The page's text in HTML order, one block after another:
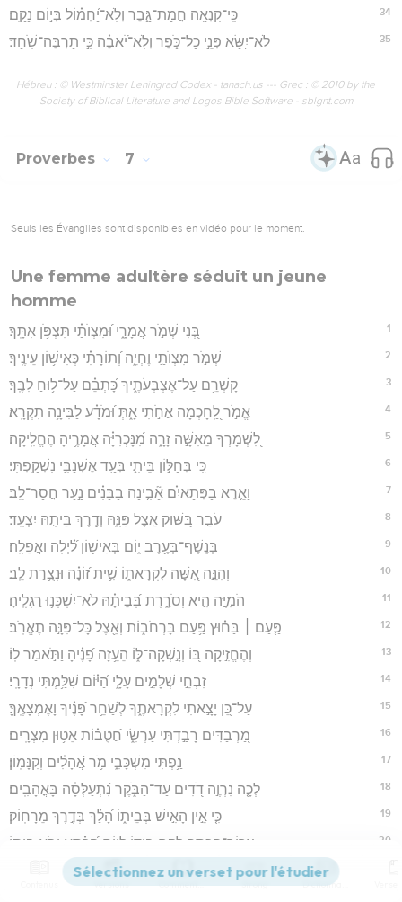
34 כִּֽי־קִנְאָ֥ה חֲמַת־גָּ֑בֶר וְלֹֽא־יַ֝חְמ֗וֹל בְּי֣וֹם נָקָֽם׃
35 לֹא־יִ֭שָּׂא פְּנֵ֣י כָל־כֹּ֑פֶר וְלֹֽא־יֹ֝אבֶ֗ה כִּ֣י תַרְבֶּה־שֹֽׁחַד׃
Hébreu : © Westminster Leningrad Codex - tanach.us --- Grec : © 2010 by the
Society of Biblical Literature and Logos Bible Software - sblgnt.com
Proverbes 7
Seuls les Évangiles sont disponibles en vidéo pour le moment.
Une femme adultère séduit un jeune
homme
1 בְּ֭נִי שְׁמֹ֣ר אֲמָרָ֑י וּ֝מִצְוֺתַ֗י תִּצְפֹּ֥ן אִתָּֽךְ׃
2 שְׁמֹ֣ר מִצְוֺתַ֣י וֶחְיֵ֑ה וְ֝תוֹרָתִ֗י כְּאִישׁ֥וֹן עֵינֶֽיךָ׃
3 קָשְׁרֵ֥ם עַל־אֶצְבְּעֹתֶ֑יךָ כָּ֝תְבֵ֗ם עַל־ל֥וּחַ לִבֶּֽךָ׃
4 אֱמֹ֣ר לַֽ֭חָכְמָה אֲחֹ֣תִי אָ֑תְּ וּ֝מֹדָ֗ע לַבִּינָ֥ה תִקְרָֽא׃
5 לִ֭שְׁמָרְךָ מֵאִשָּׁ֣ה זָרָ֑ה מִ֝נָּכְרִיָּ֗ה אֲמָרֶ֥יהָ הֶחֱלִֽיקָה׃
6 כִּ֭י בְּחַלּ֣וֹן בֵּיתִ֑י בְּעַ֖ד אֶשְׁנַבִּ֣י נִשְׁקָֽפְתִּי׃
7 וָאֵ֤רֶא בַפְּתָאיִ֗ם אָ֘בִ֤ינָה בַבָּנִ֗ים נַ֣עַר חֲסַר־לֵֽב׃
8 עֹבֵ֣ר בַּ֭שּׁוּק אֵ֣צֶל פִּנָּ֑הּ וְדֶ֖רֶךְ בֵּיתָ֣הּ יִצְעָֽד׃
9 בְּנֶֽשֶׁף־בְּעֶ֥רֶב י֑וֹם בְּאִישׁ֥וֹן לַ֝֗יְלָה וַאֲפֵלָֽה׃
10 וְהִנֵּ֣ה אִ֭שָּׁה לִקְרָאת֑וֹ שִׁ֥ית ז֝וֹנָ֗ה וּנְצֻ֥רַת לֵֽב׃
11 הֹמִיָּ֣ה הִ֣יא וְסֹרָ֑רֶת בְּ֝בֵיתָ֗הּ לֹא־יִשְׁכְּנ֥וּ רַגְלֶֽיהָ׃
12 פַּ֤עַם ׀ בַּח֗וּץ פַּ֥עַם בָּרְחֹב֑וֹת וְאֵ֖צֶל כָּל־פִּנָּ֣ה תֶאֱרֹֽב׃
13 וְהֶחֱזִ֣יקָה בּ֭וֹ וְנָ֣שְׁקָה־לּ֑וֹ הֵעֵ֥זָה פָ֝נֶ֗יהָ וַתֹּ֣אמַר לֽוֹ׃
14 זִבְחֵ֣י שְׁלָמִ֣ים עָלָ֑י הַ֝יּ֗וֹם שִׁלַּ֥מְתִּי נְדָרָֽי׃
15 עַל־כֵּ֭ן יָצָ֣אתִי לִקְרָאתֶ֑ךָ לְשַׁחֵ֥ר פָּ֝נֶ֗יךָ וָאֶמְצָאֶֽךָּ׃
16 מַ֭רְבַדִּים רָבַ֣דְתִּי עַרְשִׂ֑י חֲ֝טֻב֗וֹת אֵט֥וּן מִצְרָֽיִם׃
17 נַ֥פְתִּי מִשְׁכָּבִ֑י מֹ֥ר אֲ֝הָלִ֗ים וְקִנָּמֽוֹן׃
18 לְכָ֤ה נִרְוֶ֣ה דֹ֭דִים עַד־הַבֹּ֑קֶר נִ֝תְעַלְּסָ֗ה בָּאֳהָבִֽים׃
19 כִּ֤י אֵ֣ין הָאִ֣ישׁ בְּבֵית֑וֹ הָ֝לַ֗ךְ בְּדֶ֣רֶךְ מֵרָחֽוֹק׃
20 צְֽרוֹר־הַ֭כֶּסֶף לָקַ֣ח בְּיָד֑וֹ לְי֥וֹם הַ֝כֵּ֗סֶא יָבֹ֥א בֵיתֽוֹ׃
הִ֭טַּתּוּ בְּרֹ֣ב לִקְחָ֑הּ בְּחֵ֥לֶק שְׂ֝פָתֶ֗יהָ תַּדִּיחֶֽנּוּ׃
Versions Commentaires Strong